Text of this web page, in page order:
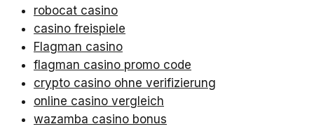
robocat casino
casino freispiele
Flagman casino
flagman casino promo code
crypto casino ohne verifizierung
online casino vergleich
wazamba casino bonus